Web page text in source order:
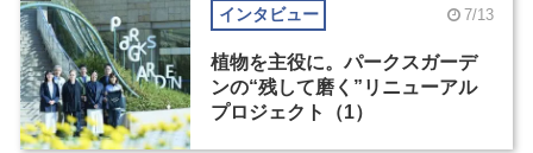
インタビュー 7/13
植物を主役に。パークスガーデ
ンの“残して磨く”リニューアル
プロジェクト（1）